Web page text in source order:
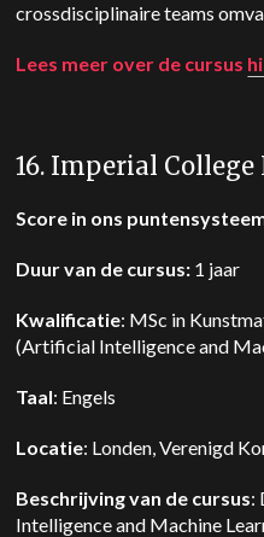
crossdisciplinaire teams
Lees meer over de cursus
16. Imperial College
Score in ons
Duur van de cursus: 1 jaar
Kwalificatie: MSc in
(Artificial Intelligence and
Taal: Engels
Locatie: Londen, Verenigd
Beschrijving van de cursus:
Intelligence and Machine